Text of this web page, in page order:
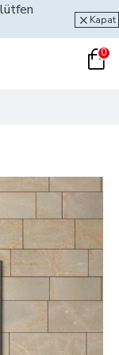
Kapat
0